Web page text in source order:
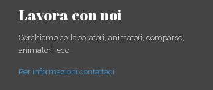
Lavora con noi
Cerchiamo collaboratori, animatori, comparse,
animatori, ecc..
Per informazioni contattaci